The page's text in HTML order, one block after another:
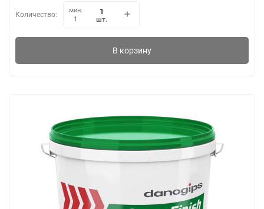
Количество:
мин.
1
шт.
В корзину